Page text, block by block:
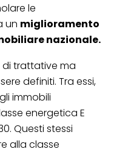
le
un miglioramento
nazionale.
trattative ma
definiti. Tra essi,
immobili
energetica E
Questi stessi
alla classe